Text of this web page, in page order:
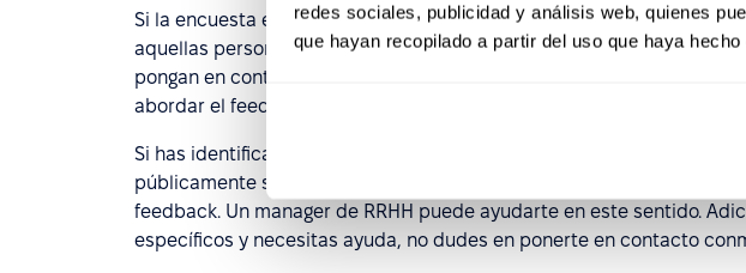
redes sociales, publicidad y análisis web, quienes
que hayan recopilado a partir del uso que haya
Si la encuesta es anónima, deberías trabajar con feedback
aquellas personas que estén dispuestas a discutir el feedback que
pongan en contacto contigo. Asimismo, involucra a los líderes de
abordar el feedback negativo.
Si has identificado comentarios críticos y no está claro de quién
públicamente si es posible. Si no lo es, considera cómo mitigar los
feedback. Un manager de RRHH puede ayudarte en este sentido.
específicos y necesitas ayuda, no dudes en ponerte en contacto